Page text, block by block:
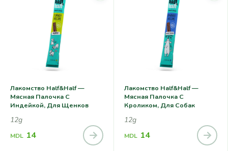
Лакомство Half&Half —
Мясная Палочка С
Индейкой, Для Щенков
12g
MDL 14
Лакомство Half&Half —
Мясная Палочка С
Кроликом, Для Собак
12g
MDL 14